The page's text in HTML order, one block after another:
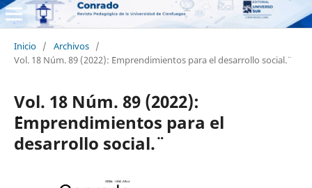
Inicio / Archivos /
Vol. 18 Núm. 89 (2022): ¨Emprendimientos para el desarrollo social.¨
Vol. 18 Núm. 89 (2022):
¨Emprendimientos para el
desarrollo social.¨